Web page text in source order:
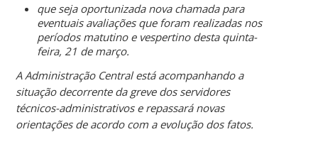
que seja oportunizada nova chamada para
eventuais avaliações que foram realizadas nos
períodos matutino e vespertino desta quinta-
feira, 21 de março.
A Administração Central está acompanhando a
situação decorrente da greve dos servidores
técnicos-administrativos e repassará novas
orientações de acordo com a evolução dos fatos.